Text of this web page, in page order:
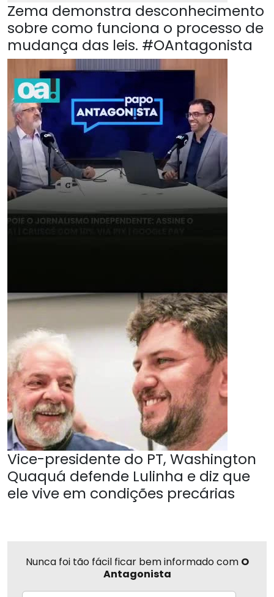
Zema demonstra desconhecimento
sobre como funciona o processo de
mudança das leis. #OAntagonista
Vice-presidente do PT, Washington
Quaquá defende Lulinha e diz que
ele vive em condições precárias
Nunca foi tão fácil ficar bem informado com O
Antagonista